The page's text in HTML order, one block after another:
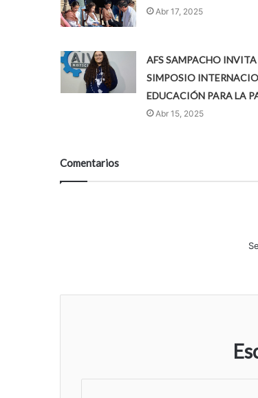
Abr 17, 2025
AFS SAMPACHO INVITA
SIMPOSIO
EDUCACIÓN PARA LA
Abr 15, 2025
Comentarios